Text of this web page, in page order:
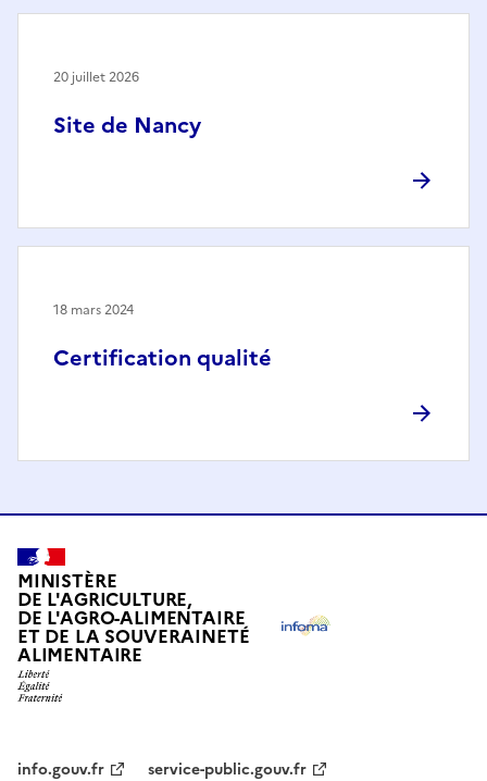
Site de Nancy
20 juillet 2026
Certification qualité
18 mars 2024
MINISTÈRE
DE L'AGRICULTURE,
DE L'AGRO-ALIMENTAIRE
ET DE LA SOUVERAINETÉ
ALIMENTAIRE
info.gouv.fr service-public.gouv.fr